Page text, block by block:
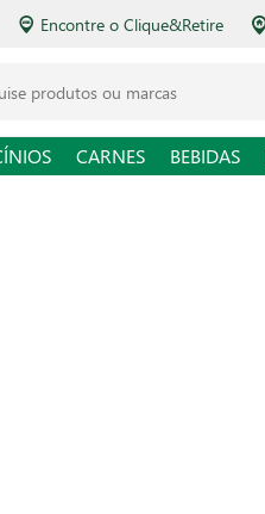
Encontre o Clique&Retire
CARNES BEBIDAS